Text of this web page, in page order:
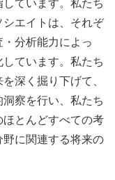
エイトは、それぞ
分析能力によっ
ています。私たち
深く掘り下げて、
察を行い、私たち
とんどすべての考
に関連する将来の